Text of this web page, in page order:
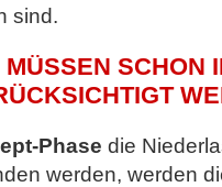
sind.
SCHON
Phase die
werden, werden